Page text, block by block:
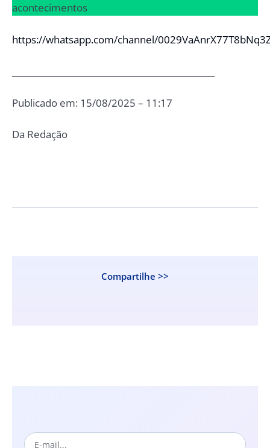
acontecimentos
https://whatsapp.com/channel/
Publicado em: 15/08/2025 – 11:17
Da Redação
Compartilhe >>